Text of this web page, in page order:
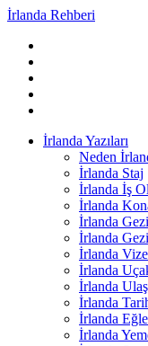
İrlanda Rehberi
İrlanda Yazıları
Neden
İrlanda Staj
İrlanda İş
İrlanda
İrlanda
İrlanda
İrlanda
İrlanda
İrlanda
İrlanda
İrlanda
İrlanda